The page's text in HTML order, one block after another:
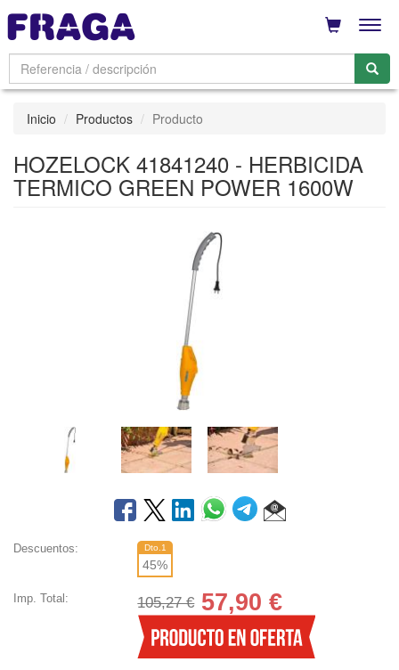
Inicio Productos Producto
HOZELOCK 41841240 - HERBICIDA
TERMICO GREEN POWER 1600W
Descuentos: Dto.1
45%
Imp. Total: 105,27 € 57,90 €